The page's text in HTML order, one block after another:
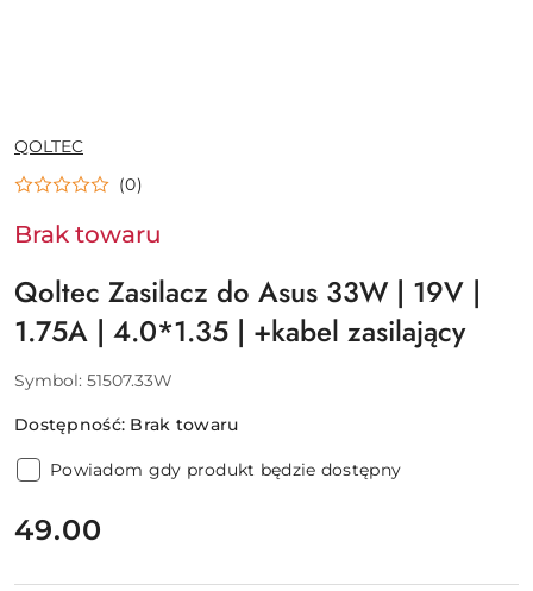
NAZWA
PRODUCENTA:
QOLTEC
(0)
Brak towaru
Qoltec Zasilacz do Asus 33W | 19V |
1.75A | 4.0*1.35 | +kabel zasilający
Symbol: 51507.33W
Dostępność: Brak towaru
Powiadom gdy produkt będzie dostępny
cena:
49.00